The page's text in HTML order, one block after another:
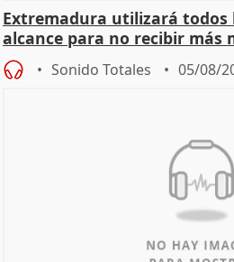
Extremadura utilizará todos
alcance para no recibir más
Sonido Totales 05/08/